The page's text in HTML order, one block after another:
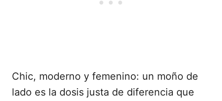
Chic, moderno y femenino: un moño de
lado es la dosis justa de diferencia que